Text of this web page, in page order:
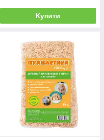
Купити